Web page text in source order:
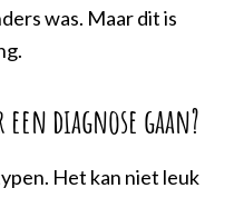
was. Maar dit is
diagnose gaan?
Het kan niet leuk